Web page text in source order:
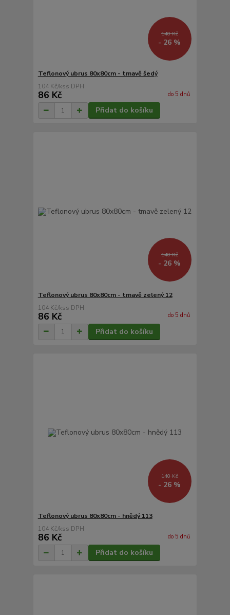
140 Kč
- 26 %
Teflonový ubrus 80x80cm - tmavě šedý
104 Kč/ks
86 Kč do 5 dnů
Přidat do košíku
140 Kč
- 26 %
Teflonový ubrus 80x80cm - tmavě zelený 12
104 Kč/ks
86 Kč do 5 dnů
Přidat do košíku
140 Kč
- 26 %
Teflonový ubrus 80x80cm - hnědý 113
104 Kč/ks
86 Kč do 5 dnů
Přidat do košíku